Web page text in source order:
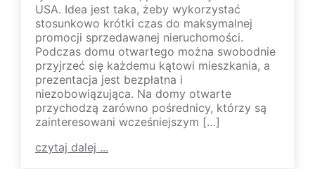
USA. Idea jest taka, żeby wykorzystać
stosunkowo krótki czas do maksymalnej
promocji sprzedawanej nieruchomości.
Podczas domu otwartego można swobodnie
przyjrzeć się każdemu kątowi mieszkania, a
prezentacja jest bezpłatna i
niezobowiązująca. Na domy otwarte
przychodzą zarówno pośrednicy, którzy są
zainteresowani wcześniejszym […]
czytaj dalej ...